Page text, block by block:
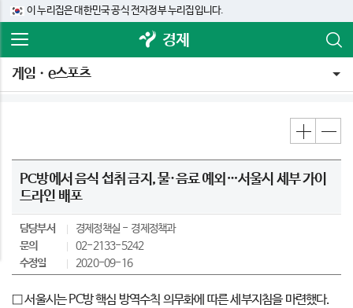
이 누리집은 대한민국 공식 전자정부 누리집입니다.
경제
게임ㆍe스포츠
PC방에서 음식 섭취 금지, 물·음료 예외…서울시 세부 가이
드라인 배포
담당부서 경제정책실
경제정책과
문의
02-2133-5242
수정일
2020-09-16
□ 서울시는 PC방 핵심 방역수칙 의무화에 따른 세부지침을 마련했다.